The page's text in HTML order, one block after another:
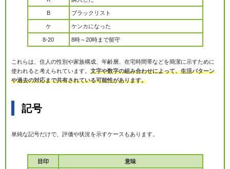
B ブラックリスト
ケ ケンカになった
8-20 8時～20時まで留守
これらは、住人の性別や家族構成、年齢層、在宅時間帯などを簡潔に示すために
使われると考えられています。 文字や数字の組み合わせによって、生活パターン
や過去の対応まで共有されている可能性があります。
記号
単純な記号だけで、評価や状況を示すケースもあります。
目印 意味